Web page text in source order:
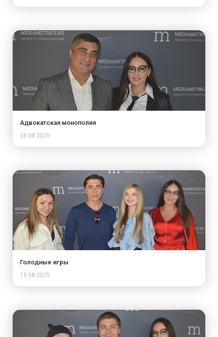
Адвокатская монополия
26.08.2025
Голодные игры
19.08.2025